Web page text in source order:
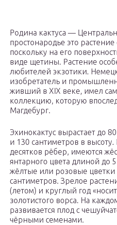
Родина кактуса —
простонародье это
поскольку на его
виде щетины. Растение
любителей экзотики.
изобретатель и
живший в XIX веке, имел
коллекцию, которую
Магдебург.
Эхинокактус вырастает до
и 130 сантиметров в
десятков рёбер, имеются
янтарного цвета длиной до
жёлтые или розовые цветки
сантиметров. Зрелое
(летом) и круглый год
золотистого ворса. На
развивается плод с
чёрными семенами.